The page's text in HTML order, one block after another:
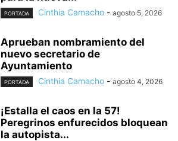
PORTADA Cinthia Camacho - agosto 5, 2026
Aprueban nombramiento del
nuevo secretario de
Ayuntamiento
PORTADA Cinthia Camacho - agosto 4, 2026
¡Estalla el caos en la 57!
Peregrinos enfurecidos bloquean
la autopista...